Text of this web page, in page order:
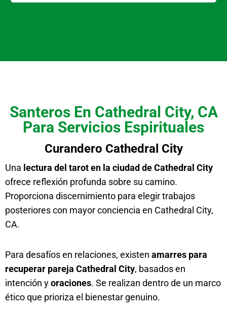
Santeros En Cathedral City, CA
Para Servicios Espirituales
Curandero Cathedral City
Una lectura del tarot en la ciudad de Cathedral City
ofrece reflexión profunda sobre su camino.
Proporciona discernimiento para elegir trabajos
posteriores con mayor conciencia en Cathedral City,
CA.
Para desafíos en relaciones, existen amarres para
recuperar pareja Cathedral City, basados en
intención yoraciones. Se realizan dentro de un marco
ético que prioriza el bienestar genuino.